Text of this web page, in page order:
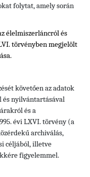
folytat, amely során
élelmiszerláncról és
törvényben megjelölt
követően az adatok
és nyilvántartásával
és a
évi LXVI. törvény (a
archiválás,
céljából, illetve
figyelemmel.